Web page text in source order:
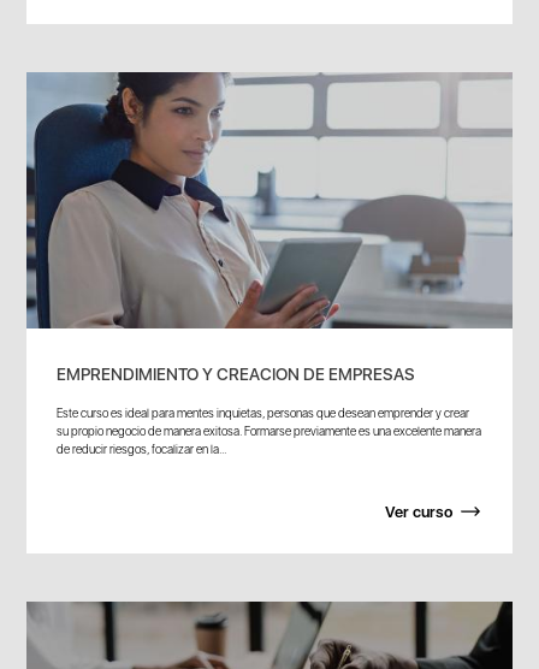
EMPRENDIMIENTO Y CREACION DE EMPRESAS
Este curso es ideal para mentes inquietas, personas que desean emprender y crear
su propio negocio de manera exitosa. Formarse previamente es una excelente manera
de reducir riesgos, focalizar en la...
Ver curso